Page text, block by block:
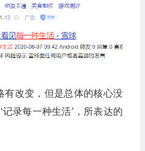
有改变，但是总体的核心没
记录每一种生活’，所表达的